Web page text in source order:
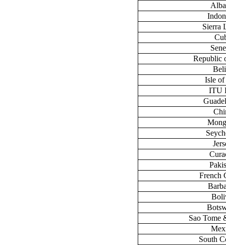
Sierra
Republic
Isle
ITU
French
Sao Tome
South